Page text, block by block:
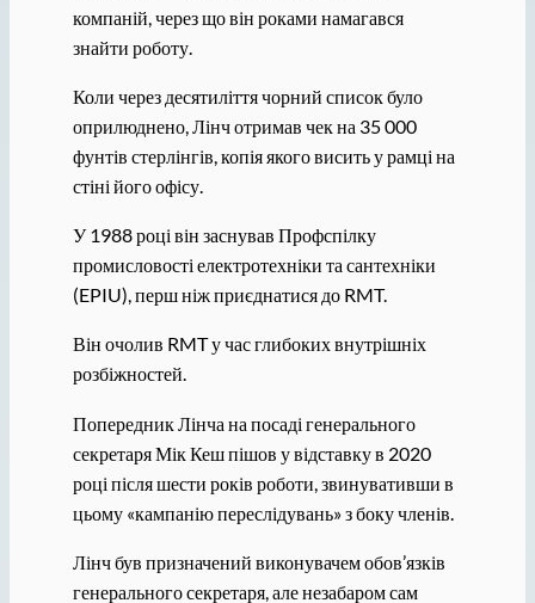
компаній, через що він роками намагався
знайти роботу.
Коли через десятиліття чорний список було
оприлюднено, Лінч отримав чек на 35 000
фунтів стерлінгів, копія якого висить у рамці на
стіні його офісу.
У 1988 році він заснував Профспілку
промисловості електротехніки та сантехніки
(EPIU), перш ніж приєднатися до RMT.
Він очолив RMT у час глибоких внутрішніх
розбіжностей.
Попередник Лінча на посаді генерального
секретаря Мік Кеш пішов у відставку в 2020
році після шести років роботи, звинувативши в
цьому «кампанію переслідувань» з боку членів.
Лінч був призначений виконувачем обов’язків
генерального секретаря, але незабаром сам